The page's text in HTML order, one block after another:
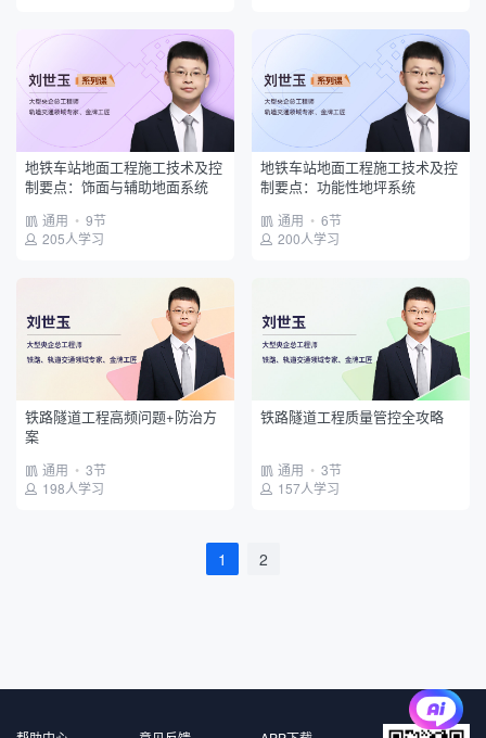
地铁车站地面工程施工技术及控
制要点：饰面与辅助地面系统
通用 • 9节
205人学习
地铁车站地面工程施工技术及控
制要点：功能性地坪系统
通用 • 6节
200人学习
铁路隧道工程高频问题+防治方
案
通用 • 3节
198人学习
铁路隧道工程质量管控全攻略
通用 • 3节
157人学习
1 2